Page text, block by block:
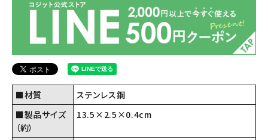
■材質
ステンレス鋼
■製品サイズ
（約）
13.5×2.5×0.4cm